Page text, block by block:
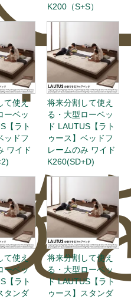
K200（S+S）
て使え
ーベッ
【ラト
ッドフ
ワイド
将来分割して使え
る・大型ローベッ
ド LAUTUS【ラト
ゥース】ベッドフ
レームのみ ワイド
K260(SD+D)
て使え
ーベッ
【ラト
タンダ
将来分割して使え
る・大型ローベッ
ド LAUTUS【ラト
ゥース】スタンダ